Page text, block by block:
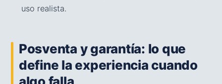
uso realista.
Posventa y garantía: lo que
define la experiencia cuando